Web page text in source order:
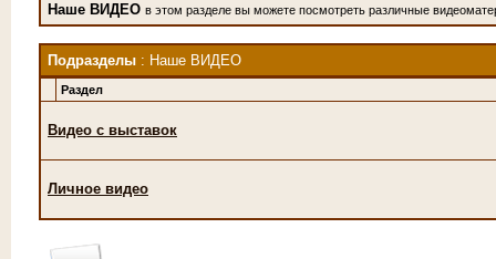
Наше ВИДЕО в этом разделе вы можете посмотреть различные
Подразделы : Наше ВИДЕО
Раздел
Видео с выставок
Личное видео